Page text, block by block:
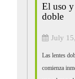
El uso y
doble
July
Las lentes
comienza